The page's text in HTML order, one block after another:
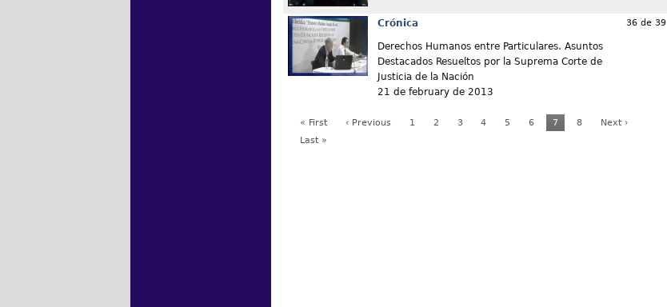
Crónica
Derechos Humanos entre Particulares. Asuntos
Destacados Resueltos por la Suprema Corte de
Justicia de la Nación
21 de february de 2013
36 de 39
« First ‹ Previous 1 2 3 4 5 6 7 8
Next ›
Last »